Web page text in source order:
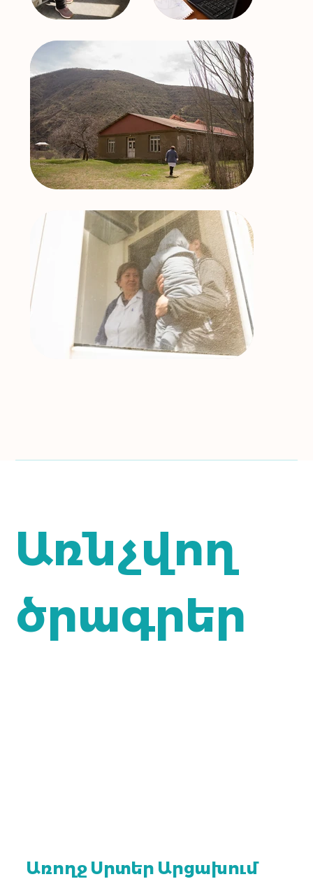
Առնչվող
ծրագրեր
Առողջ Սրտեր Արցախում